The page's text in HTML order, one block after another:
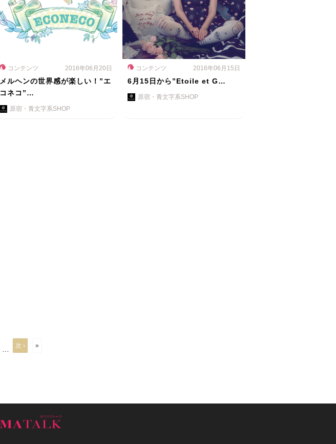
コンテンツ 2016年06月20日
メルヘンの世界感が楽しい！”エ
コネコ”…
原宿・青文字系SHOP
コンテンツ 2016年06月15日
6月15日から”Etoile et G…
原宿・青文字系SHOP
次 › »